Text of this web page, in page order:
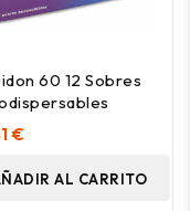
60 12 Sobres
€
AL CARRITO